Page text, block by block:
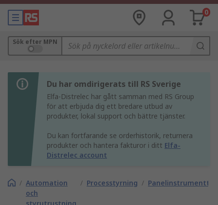
0
Sök efter MPN
Du har omdirigerats till RS Sverige
Elfa-Distrelec har gått samman med RS Group
för att erbjuda dig ett bredare utbud av
produkter, lokal support och bättre tjänster.
Du kan fortfarande se orderhistorik, returnera
produkter och hantera fakturor i ditt Elfa-
Distrelec account
/ Automation
och
/ Processtyrning /